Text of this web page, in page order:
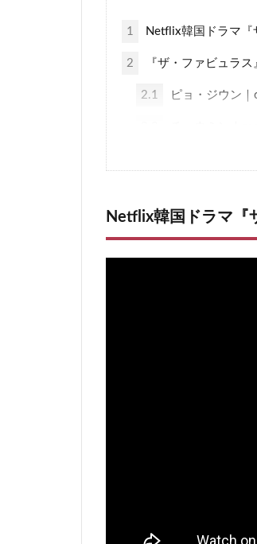
1 Netflix韓国ドラマ『
2 『ザ・ファビュラ
2.1 ピョ・ジウン
4 ネタバレなし感想・
Netflix韓国ドラマ『